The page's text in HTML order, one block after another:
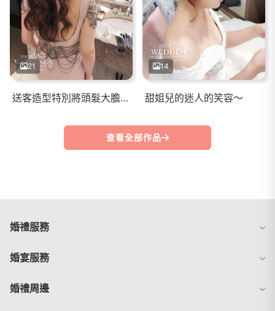
21
送客造型特別將頭髮大膽往後梳， 塑造令人難以忽視的獨特魅力， 大展自信之美！
14
甜姐兒的迷人的笑容～
查看全部作品
婚禮服務
婚宴服務
婚禮周邊